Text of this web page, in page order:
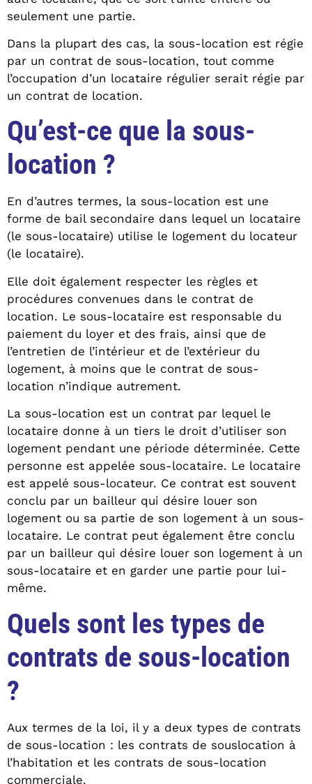
seulement une partie.
Dans la plupart des cas, la sous-location est régie
par un contrat de sous-location, tout comme
l’occupation d’un locataire régulier serait régie par
un contrat de location.
Qu’est-ce que la sous-
location ?
En d’autres termes, la sous-location est une
forme de bail secondaire dans lequel un locataire
(le sous-locataire) utilise le logement du locateur
(le locataire).
Elle doit également respecter les règles et
procédures convenues dans le contrat de
location. Le sous-locataire est responsable du
paiement du loyer et des frais, ainsi que de
l’entretien de l’intérieur et de l’extérieur du
logement, à moins que le contrat de sous-
location n’indique autrement.
La sous-location est un contrat par lequel le
locataire donne à un tiers le droit d’utiliser son
logement pendant une période déterminée. Cette
personne est appelée sous-locataire. Le locataire
est appelé sous-locateur. Ce contrat est souvent
conclu par un bailleur qui désire louer son
logement ou sa partie de son logement à un sous-
locataire. Le contrat peut également être conclu
par un bailleur qui désire louer son logement à un
sous-locataire et en garder une partie pour lui-
même.
Quels sont les types de
contrats de sous-location
?
Aux termes de la loi, il y a deux types de contrats
de sous-location : les contrats de souslocation à
l’habitation et les contrats de sous-location
commerciale.